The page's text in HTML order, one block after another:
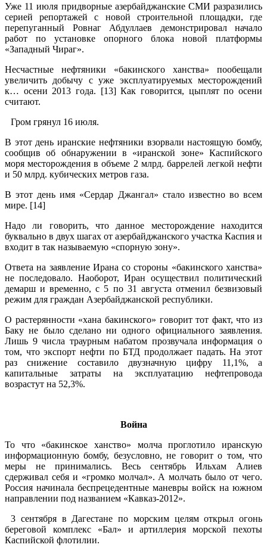
Уже 11 июля придворные азербайджанские СМИ разразились
серией репортажей с новой строительной площадки, где
перепуганный Ровнаг Абдуллаев демонстрировал начало
работ по установке опорного блока новой платформы
«Западный Чираг».
Несчастные нефтяники «бакинского ханства» пообещали
увеличить добычу с уже эксплуатируемых месторождений
к… осени 2013 года. [13] Как говорится, цыплят по осени
считают.
Гром грянул 16 июля.
В этот день иранские нефтяники взорвали настоящую бомбу,
сообщив об обнаружении в «иранской зоне» Каспийского
моря месторождения в объеме 2 млрд. баррелей легкой нефти
и 50 млрд. кубических метров газа.
В этот день имя «Сердар Джангал» стало известно во всем
мире. [14]
Надо ли говорить, что данное месторождение находится
буквально в двух шагах от азербайджанского участка Каспия и
входит в так называемую «спорную зону».
Ответа на заявление Ирана со стороны «бакинского ханства»
не последовало. Наоборот, Иран осуществил политический
демарш и временно, с 5 по 31 августа отменил безвизовый
режим для граждан Азербайджанской республики.
О растерянности «хана бакинского» говорит тот факт, что из
Баку не было сделано ни одного официального заявления.
Лишь 9 числа траурным набатом прозвучала информация о
том, что экспорт нефти по БТД продолжает падать. На этот
раз снижение составило двузначную цифру 11,1%, а
капитальные затраты на эксплуатацию нефтепровода
возрастут на 52,3%.
Война
То что «бакинское ханство» молча проглотило иранскую
информационную бомбу, безусловно, не говорит о том, что
меры не принимались. Весь сентябрь Ильхам Алиев
сдерживал себя и «громко молчал». А молчать было от чего.
Россия начинала беспрецедентные маневры войск на южном
направлении под названием «Кавказ-2012».
3 сентября в Дагестане по морским целям открыл огонь
береговой комплекс «Бал» и артиллерия морской пехоты
Каспийской флотилии.